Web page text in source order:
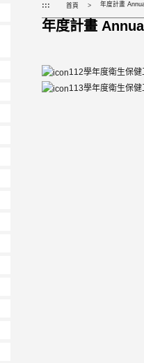
::: 首頁 年度計畫
年度計畫
112學年度衛生保
113學年度衛生保